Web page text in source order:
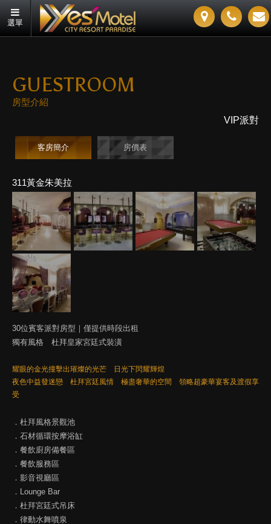
選單
GUESTROOM
房型介紹
VIP派對
客房簡介 房價表
311黃金朱美拉
30位賓客派對房型｜僅提供時段出租
獨有風格 杜拜皇家宮廷式裝潢
耀眼的金光撞擊出璀燦的光芒 日光下閃耀輝煌
夜色中益發迷戀 杜拜宮廷風情 極盡奢華的空間 領略超豪華宴客及渡假享
受
．杜拜風格景觀池
．石材循環按摩浴缸
．餐飲廚房備餐區
．餐飲服務區
．影音視廳區
．Lounge Bar
．杜拜宮廷式吊床
．律動水舞噴泉